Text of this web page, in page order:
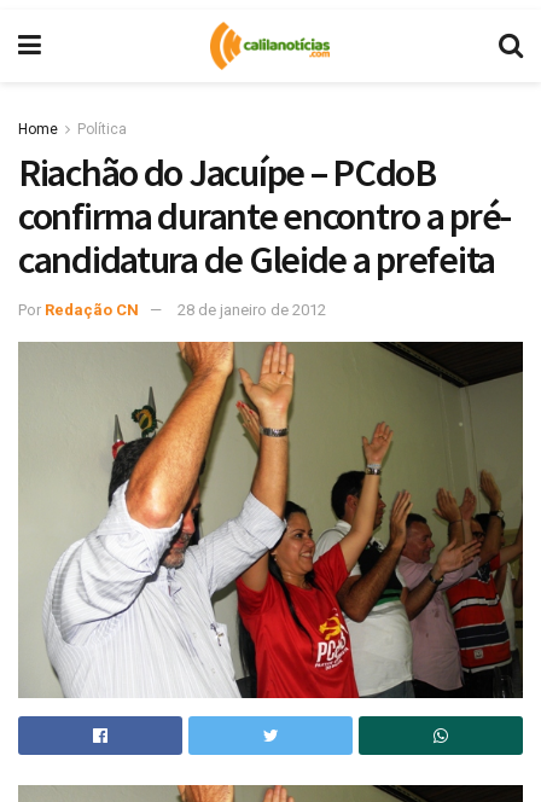
Home Política
Riachão do Jacuípe – PCdoB
confirma durante encontro a pré-
candidatura de Gleide a prefeita
Por Redação CN 28 de janeiro de 2012